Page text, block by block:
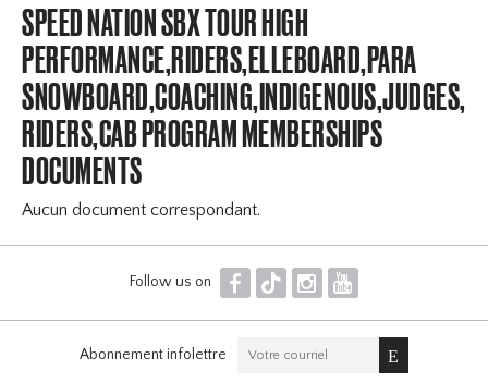
SPEED NATION SBX TOUR HIGH
PERFORMANCE,RIDERS,ELLEBOARD,PARA
RIDERS,CAB PROGRAM MEMBERSHIPS
DOCUMENTS
Aucun document correspondant.
Follow us on F T I Y
Abonnement infolettre